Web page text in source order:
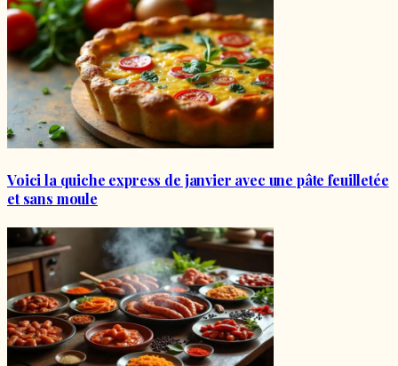
Voici la quiche express de janvier avec une pâte feuilletée
et sans moule